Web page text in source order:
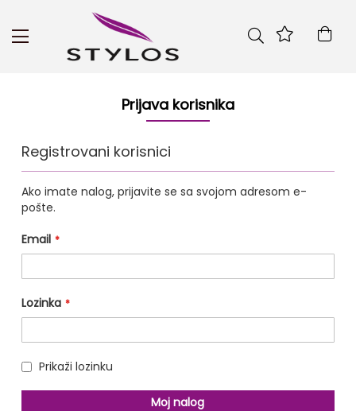
Skip
Prijava korisnika
Registrovani korisnici
Ako imate nalog, prijavite se sa svojom adresom e-
pošte.
Email
Lozinka
Prikaži lozinku
Moj nalog